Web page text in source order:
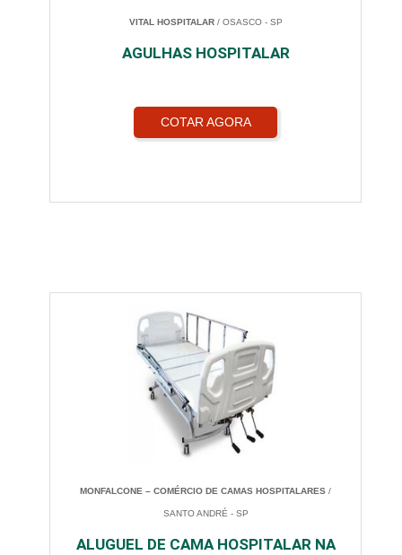
VITAL HOSPITALAR/ OSASCO - SP
AGULHAS HOSPITALAR
COTAR AGORA
MONFALCONE – COMÉRCIO DE CAMAS HOSPITALARES /
SANTO ANDRÉ - SP
ALUGUEL DE CAMA HOSPITALAR NA